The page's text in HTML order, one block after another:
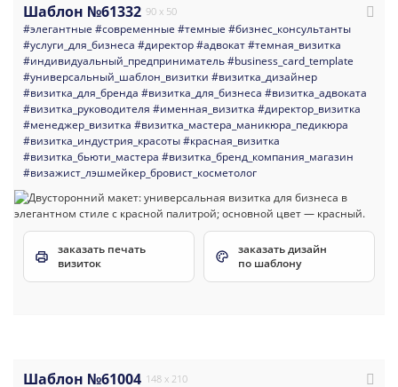
Шаблон №61332 90 x 50
#элегантные #современные #темные #бизнес_консультанты
#услуги_для_бизнеса #директор#адвокат#темная_визитка
#индивидуальный_предприниматель#business_card_template
#универсальный_шаблон_визитки #визитка_дизайнер
#визитка_для_бренда #визитка_для_бизнеса #визитка_адвоката
#визитка_руководителя #именная_визитка #директор_визитка
#менеджер_визитка #визитка_мастера_маникюра_педикюра
#визитка_индустрия_красоты#красная_визитка
#визитка_бьюти_мастера #визитка_бренд_компания_магазин
#визажист_лэшмейкер_бровист_косметолог
заказать печать
визиток
заказать дизайн
по шаблону
Шаблон №61004 148 x 210